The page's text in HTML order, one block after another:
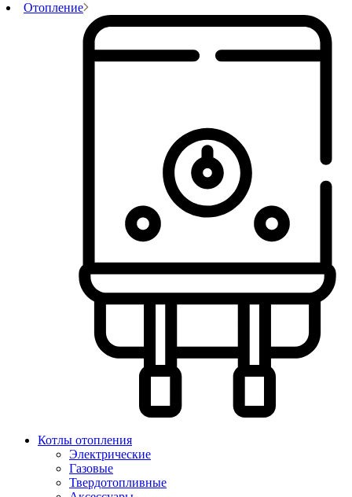
Отопление
Котлы отопления
Электрические
Газовые
Твердотопливные